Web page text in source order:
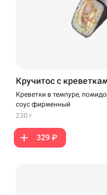
Кручитос с
Креветки в темпуре,
соус фирменный
230 г
329 ₽